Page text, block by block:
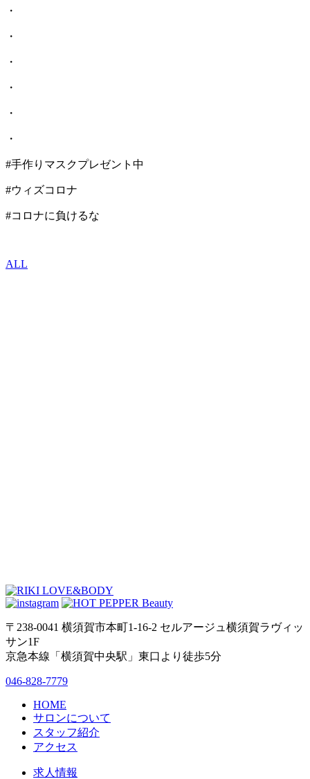
・
・
・
・
・
・
#手作りマスクプレゼント中
#ウィズコロナ
#コロナに負けるな
ALL
〒238-0041 横須賀市本町1-16-2 セルアージュ横須賀ラヴィッ
サン1F
京急本線「横須賀中央駅」東口より徒歩5分
046-828-7779
HOME
サロンについて
スタッフ紹介
アクセス
求人情報